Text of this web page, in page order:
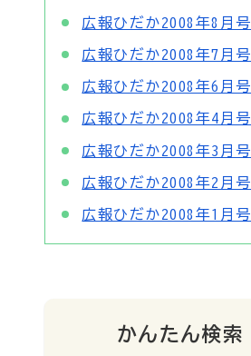
広報ひだか2008年8月号
広報ひだか2008年7月号
広報ひだか2008年6月号
広報ひだか2008年4月号
広報ひだか2008年3月号
広報ひだか2008年2月号
広報ひだか2008年1月号
かんたん検索